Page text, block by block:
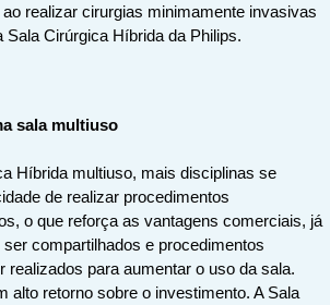
realizar cirurgias minimamente invasivas
Sala Cirúrgica Híbrida da Philips.
sala multiuso
Híbrida multiuso, mais disciplinas se
de realizar procedimentos
o que reforça as vantagens comerciais, já
compartilhados e procedimentos
realizados para aumentar o uso da sala.
alto retorno sobre o investimento. A Sala